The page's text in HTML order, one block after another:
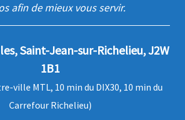
afin de mieux vous servir.
Saint-Jean-sur-Richelieu, J2W
1B1
ville MTL, 10 min du DIX30, 10 min du
Carrefour Richelieu)